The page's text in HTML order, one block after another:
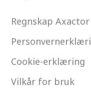
Regnskap
Cookie-erklæring
Vilkår for bruk